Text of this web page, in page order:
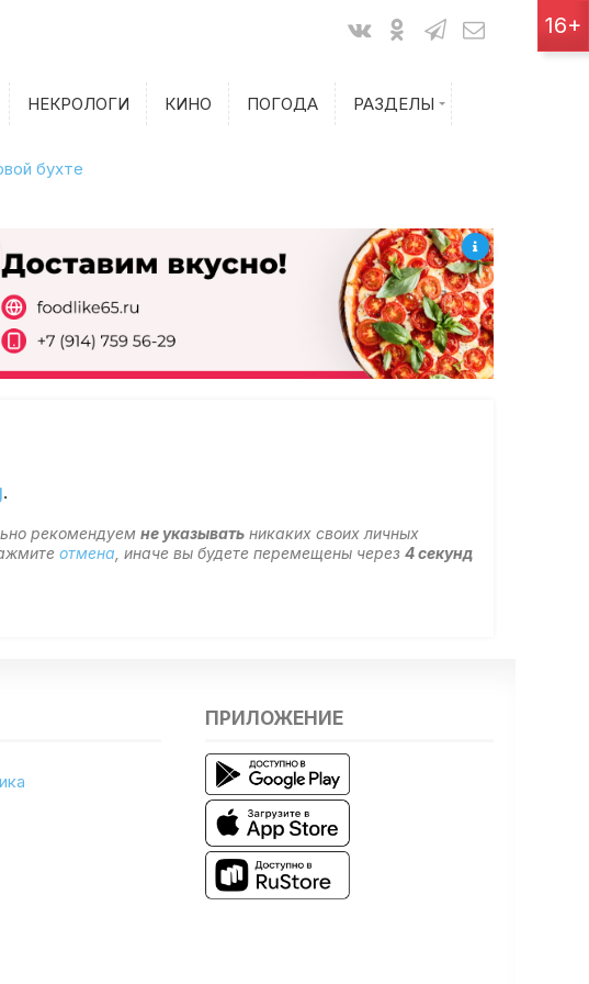
НЕКРОЛОГИ КИНО ПОГОДА РАЗДЕЛЫ
Показания счетчиков
Билеты на поезд
бухте
.
рекомендуемне указывать никаких своих личных
отмена , иначе вы будете перемещены через4секунд
ПРИЛОЖЕНИЕ
16+